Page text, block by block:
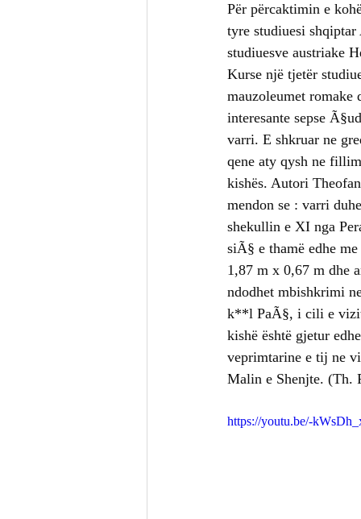
Përmet Belsh
Delvinë
Për përcaktimin e
tyre studiuesi
studiuesve austriake
Kurse një tjetër
mauzoleumet romake
interesante sepse
varri. E shkruar ne
qene aty qysh ne
kishës. Autori
mendon se : varri
shekullin e XI nga
siÃ§ e thamë edhe
1,87 m x 0,67 m dhe
ndodhet mbishkrimi
k**l PaÃ§, i cili e
kishë është gjetur
veprimtarine e tij ne
Malin e Shenjte. (Th.
https://youtu.be/-